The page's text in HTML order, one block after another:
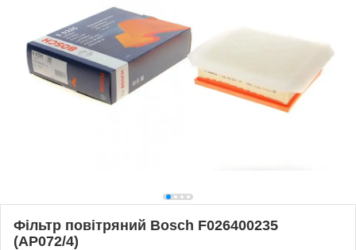
Фільтр повітряний Bosch F026400235
(AP072/4)